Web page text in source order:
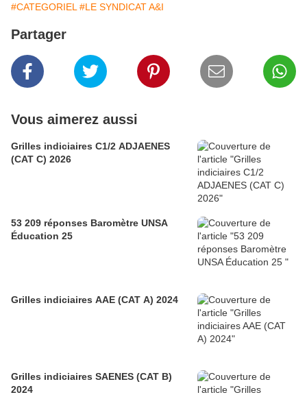
#CATEGORIEL #LE SYNDICAT A&I
Partager
Vous aimerez aussi
Grilles indiciaires C1/2 ADJAENES
(CAT C) 2026
53 209 réponses Baromètre UNSA
Éducation 25
Grilles indiciaires AAE (CAT A) 2024
Grilles indiciaires SAENES (CAT B)
2024